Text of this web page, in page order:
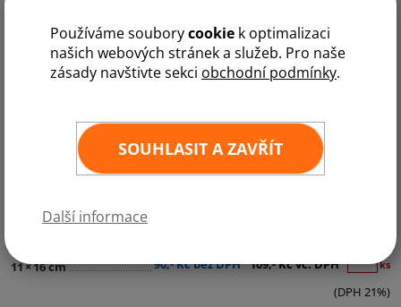
Používáme souborycookie k optimalizaci
našich webových stránek a služeb. Pro naše
zásady navštivte sekci obchodní podmínky.
SOUHLASIT A ZAVŘÍT
Další informace
Kiribati
Kategorie:Austrálie a Oceánie
11×16 cm 90,- Kč bez DPH 109,- Kč vč. DPH ks
(DPH 21%)